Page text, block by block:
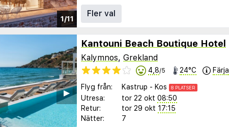
1/11
Fler val
▶︎
Kantouni Beach Boutique Hotel
Kalymnos, Grekland
4,8/5 24°C Färja
Flyg från: Kastrup - Kos 8 PLATSER
Utresa: tor 22 okt 08:50
Retur:
tor 29 okt 17:15
Nätter:
7